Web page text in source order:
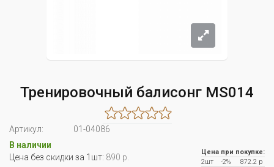
Тренировочный балисонг MS014
Артикул:
01-04086
В наличии
Цена без скидки за 1шт: 890 р.
Цена при покупке:
2шт
-2%
872.2 р